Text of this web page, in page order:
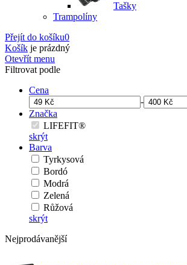
Tašky
Trampolíny
Přejít do košíku0
Košík je prázdný
Otevřít menu
Filtrovat podle
Cena
-
Značka
LIFEFIT®
skrýt
Barva
Tyrkysová
Bordó
Modrá
Zelená
Růžová
skrýt
Nejprodávanější